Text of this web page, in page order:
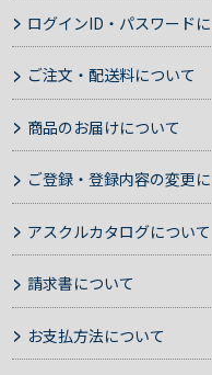
ログインID・パスワード
ご注文・配送料について
商品のお届けについて
ご登録・登録内容の変更
アスクルカタログについて
請求書について
お支払方法について